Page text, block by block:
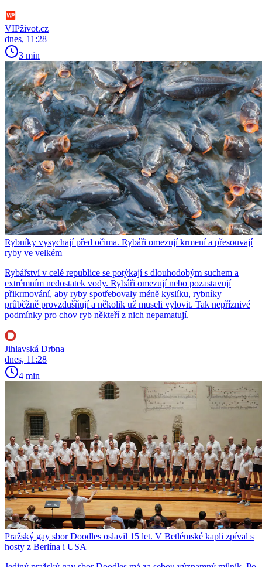
VIPživot.cz
dnes, 11:28
3 min
Rybníky vysychají před očima. Rybáři omezují krmení a přesouvají
ryby ve velkém
Rybářství v celé republice se potýkají s dlouhodobým suchem a
extrémním nedostatek vody. Rybáři omezují nebo pozastavují
přikrmování, aby ryby spotřebovaly méně kyslíku, rybníky
průběžně provzdušňují a několik už museli vylovit. Tak nepříznivé
podmínky pro chov ryb někteří z nich nepamatují.
Jihlavská Drbna
dnes, 11:28
4 min
Pražský gay sbor Doodles oslavil 15 let. V Betlémské kapli zpíval s
hosty z Berlína i USA